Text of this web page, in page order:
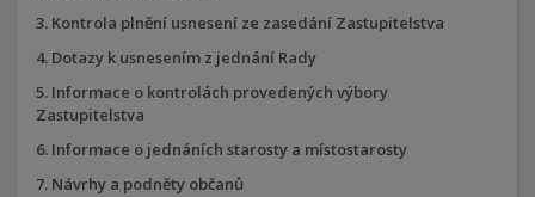
Kontrola plnění usnesení ze zasedání Zastupitelstva
Dotazy k usnesením z jednání Rady
Informace o kontrolách provedených výbory
Zastupitelstva
Informace o jednáních starosty a místostarosty
Návrhy a podněty občanů